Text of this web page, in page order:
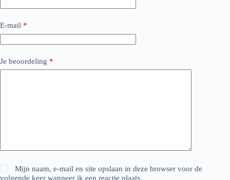
E-mail *
Je beoordeling *
Mijn naam, e-mail en site opslaan in deze browser voor de
volgende keer wanneer ik een reactie plaats.